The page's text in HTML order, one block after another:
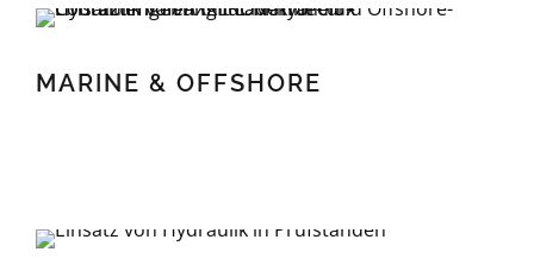
MARINE & OFFSHORE
MARINE & OFFSHORE
PRÜFSTÄNDE